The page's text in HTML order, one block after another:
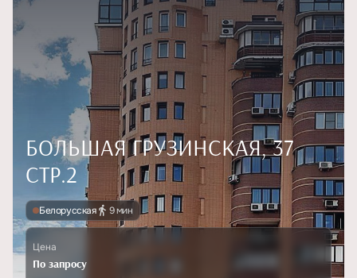
БОЛЬШАЯ ГРУЗИНСКАЯ, 37
СТР.2
Белорусская 9 мин
Цена
По запросу